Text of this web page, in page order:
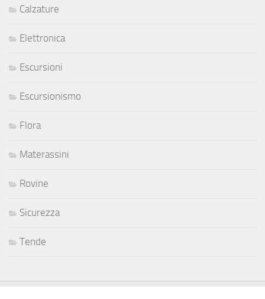
Calzature
Elettronica
Escursioni
Escursionismo
Flora
Materassini
Rovine
Sicurezza
Tende